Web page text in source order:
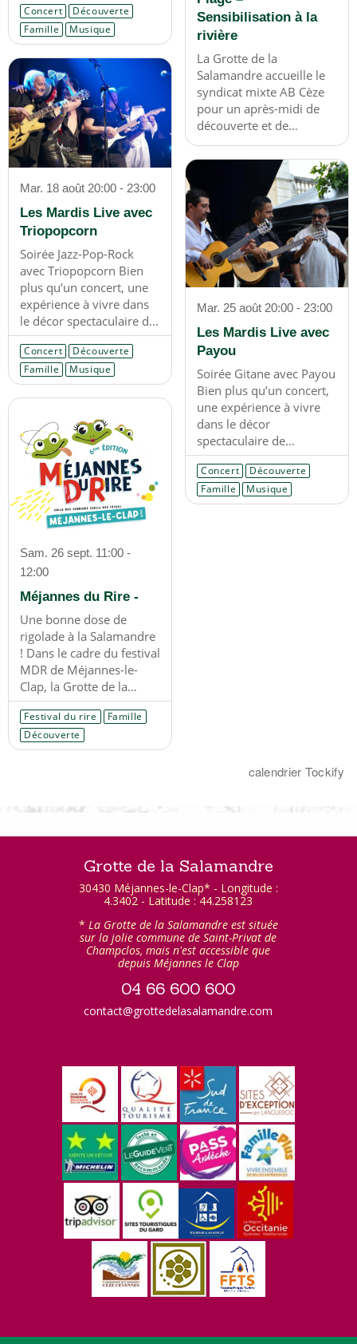
Grotte de la Salamandre
30430 Méjannes-le-Clap* - Longitude :
4.3402 - Latitude : 44.258123
* La Grotte de la Salamandre est située
sur la jolie commune de Saint-Privat de
Champclos, mais n'est accessible que
depuis Méjannes le Clap
04 66 600 600
contact@grottedelasalamandre.com